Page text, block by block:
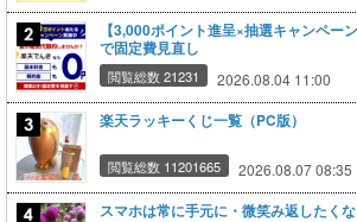
【3,000ポイント進呈×抽選キャンペー
で固定費見直し
閲覧総数 21231 2026.08.04 11:00
楽天ラッキーくじ一覧（PC版）
閲覧総数 11201665 2026.08.07 08:35
スマホは常に手元に・微笑み返したく